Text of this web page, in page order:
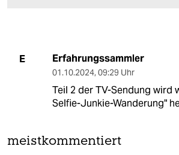
E Erfahrungssammler
01.10.2024, 09:29 Uhr
Teil 2 der TV-Sendung wird
Selfie-Junkie-Wanderung"
meistkommentiert